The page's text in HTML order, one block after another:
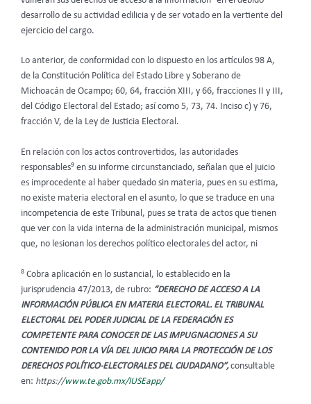
desarrollo de su actividad edilicia y de ser votado en la vertiente del
ejercicio del cargo.
Lo anterior, de conformidad con lo dispuesto en los artículos 98 A,
de la Constitución Política del Estado Libre y Soberano de
Michoacán de Ocampo; 60, 64, fracción XIII, y 66, fracciones II y III,
del Código Electoral del Estado; así como 5, 73, 74. Inciso c) y 76,
fracción V, de la Ley de Justicia Electoral.
En relación con los actos controvertidos, las autoridades
responsables9 en su informe circunstanciado, señalan que el juicio
es improcedente al haber quedado sin materia, pues en su estima,
no existe materia electoral en el asunto, lo que se traduce en una
incompetencia de este Tribunal, pues se trata de actos que tienen
que ver con la vida interna de la administración municipal, mismos
que, no lesionan los derechos político electorales del actor, ni
8 Cobra aplicación en lo sustancial, lo establecido en la
jurisprudencia 47/2013, de rubro: “DERECHO DE ACCESO A LA
INFORMACIÓN PÚBLICA EN MATERIA ELECTORAL. EL TRIBUNAL
ELECTORAL DEL PODER JUDICIAL DE LA FEDERACIÓN ES
COMPETENTE PARA CONOCER DE LAS IMPUGNACIONES A SU
CONTENIDO POR LA VÍA DEL JUICIO PARA LA PROTECCIÓN DE LOS
DERECHOS POLÍTICO-ELECTORALES DEL CIUDADANO”,consultable
en: https://www.te.gob.mx/IUSEapp/